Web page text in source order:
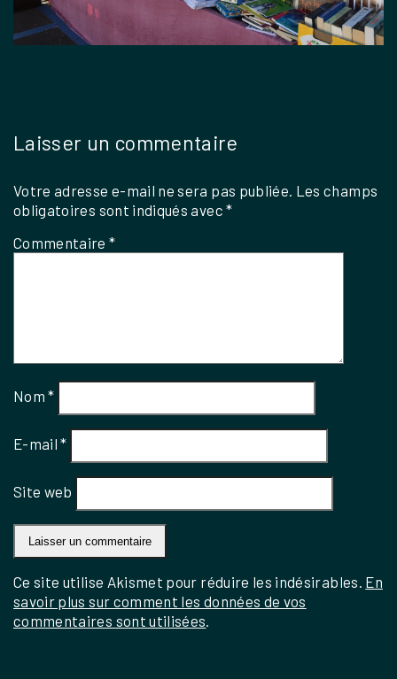
Laisser un commentaire
Votre adresse e-mail ne sera pas publiée. Les champs
obligatoires sont indiqués avec*
Commentaire*
Nom*
E-mail*
Site web
Ce site utilise Akismet pour réduire les indésirables. En
savoir plus sur comment les données de vos
commentaires sont utilisées.